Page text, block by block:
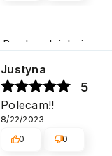
Bardzo dziękujemy
Justyna
5
Polecam!!
8/22/2023
0
0